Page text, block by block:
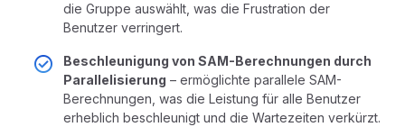
die Gruppe auswählt, was die Frustration der
Benutzer verringert.
Beschleunigung von SAM-Berechnungen durch
Parallelisierung – ermöglichte parallele SAM-
Berechnungen, was die Leistung für alle Benutzer
erheblich beschleunigt und die Wartezeiten verkürzt.